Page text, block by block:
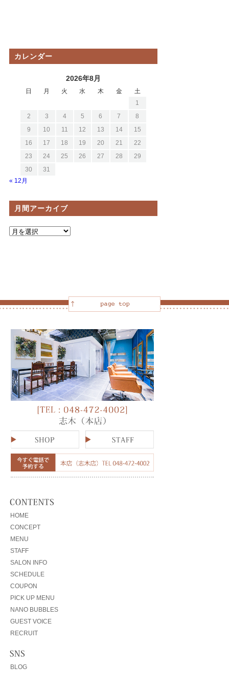
カレンダー
2026年8月
日 月 火 水 木 金
土
1
2
3 4 5 6 7
8
9
10 11 12 13 14
15
16
17 18 19 20 21
22
23
24 25 26 27 28
29
30
31
« 12月
月間アーカイブ
HOME
CONCEPT
MENU
STAFF
SALON INFO
SCHEDULE
COUPON
PICK UP MENU
NANO BUBBLES
GUEST VOICE
RECRUIT
BLOG